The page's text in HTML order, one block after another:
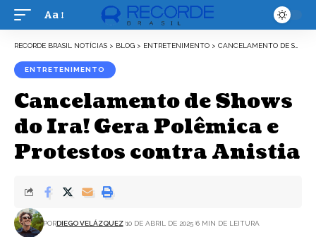
Font
Aa
RECORDE BRASIL NOTÍCIAS > BLOG > ENTRETENIMENTO > CANCELAMENTO DE SHOWS DO IRA! GERA POLÊMICA E PROTESTOS CONTRA ANISTIA
ENTRETENIMENTO
Cancelamento de Shows
do Ira! Gera Polêmica e
Protestos contra Anistia
PORDIEGO VELÁZQUEZ 10 DE ABRIL DE 2025 6 MIN DE LEITURA